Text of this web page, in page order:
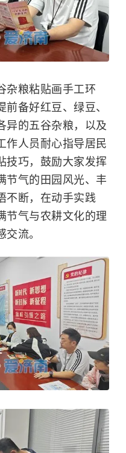
粮粘贴画手工环
备好红豆、绿豆、
异的五谷杂粮，以及
作人员耐心指导居民
技巧，鼓励大家发挥
节气的田园风光、丰
不断，在动手实践
节气与农耕文化的理
流。